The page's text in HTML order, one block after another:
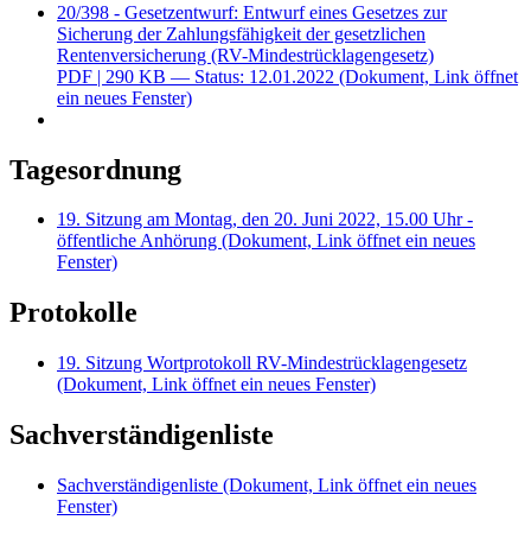
20/398 - Gesetzentwurf: Entwurf eines Gesetzes zur
Sicherung der Zahlungsfähigkeit der gesetzlichen
Rentenversicherung (RV-Mindestrücklagengesetz)
PDF | 290 KB — Status: 12.01.2022 (Dokument, Link öffnet
ein neues Fenster)
Tagesordnung
19. Sitzung am Montag, den 20. Juni 2022, 15.00 Uhr -
öffentliche Anhörung (Dokument, Link öffnet ein neues
Fenster)
Protokolle
19. Sitzung Wortprotokoll RV-Mindestrücklagengesetz
(Dokument, Link öffnet ein neues Fenster)
Sachverständigenliste
Sachverständigenliste (Dokument, Link öffnet ein neues
Fenster)